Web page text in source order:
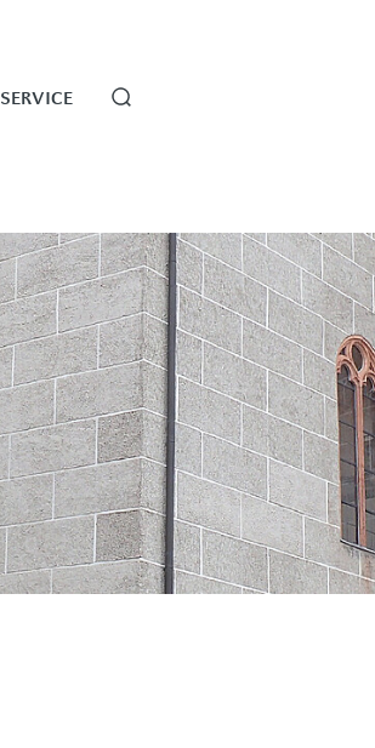
SERVICE